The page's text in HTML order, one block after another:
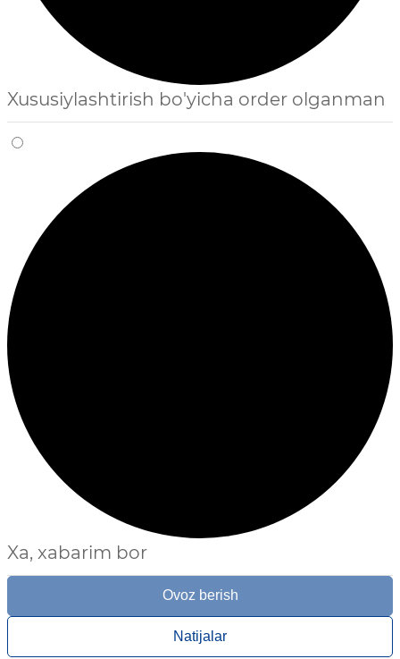
Xususiylashtirish bo'yicha order olganman
Xa, xabarim bor
Ovoz berish
Natijalar